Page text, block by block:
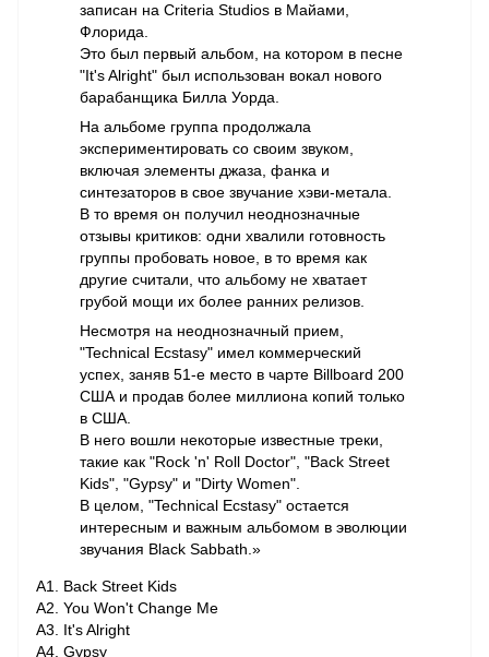
записан на Criteria Studios в Майами,
Флорида.
Это был первый альбом, на котором в песне
"It's Alright" был использован вокал нового
барабанщика Билла Уорда.
На альбоме группа продолжала
экспериментировать со своим звуком,
включая элементы джаза, фанка и
синтезаторов в свое звучание хэви-метала.
В то время он получил неоднозначные
отзывы критиков: одни хвалили готовность
группы пробовать новое, в то время как
другие считали, что альбому не хватает
грубой мощи их более ранних релизов.
Несмотря на неоднозначный прием,
"Technical Ecstasy" имел коммерческий
успех, заняв 51-е место в чарте Billboard 200
США и продав более миллиона копий только
в США.
В него вошли некоторые известные треки,
такие как "Rock 'n' Roll Doctor", "Back Street
Kids", "Gypsy" и "Dirty Women".
В целом, "Technical Ecstasy" остается
интересным и важным альбомом в эволюции
звучания Black Sabbath.»
A1. Back Street Kids
A2. You Won't Change Me
A3. It's Alright
A4. Gypsy